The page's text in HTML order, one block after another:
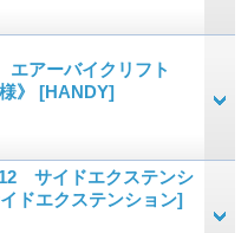
エアーバイクリフト
》 [HANDY]
サイドエクステンシ
ドエクステンション]